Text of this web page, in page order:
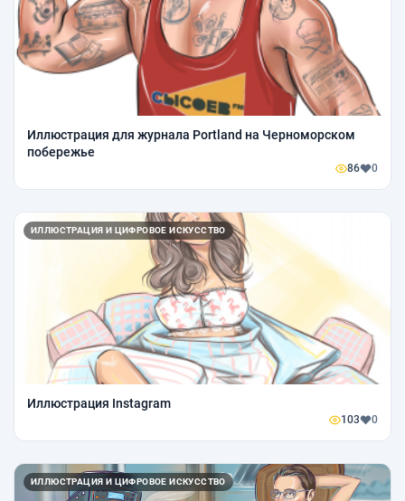
Иллюстрация для журнала Portland на Черноморском
побережье
86 0
ИЛЛЮСТРАЦИЯ И ЦИФРОВОЕ ИСКУССТВО
Иллюстрация Instagram
103 0
ИЛЛЮСТРАЦИЯ И ЦИФРОВОЕ ИСКУССТВО